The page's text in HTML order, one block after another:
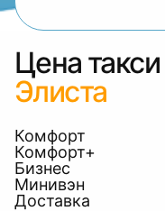
Цена такси
Элиста
Комфорт
Комфорт+
Бизнес
Минивэн
Доставка